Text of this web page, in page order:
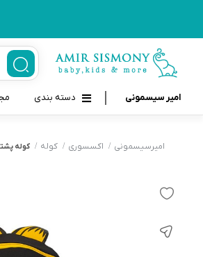
امیر سیسمونی دسته بندی
لوازم حمام نوزاد
امیرسیسمونی اکسسوری کوله کوله